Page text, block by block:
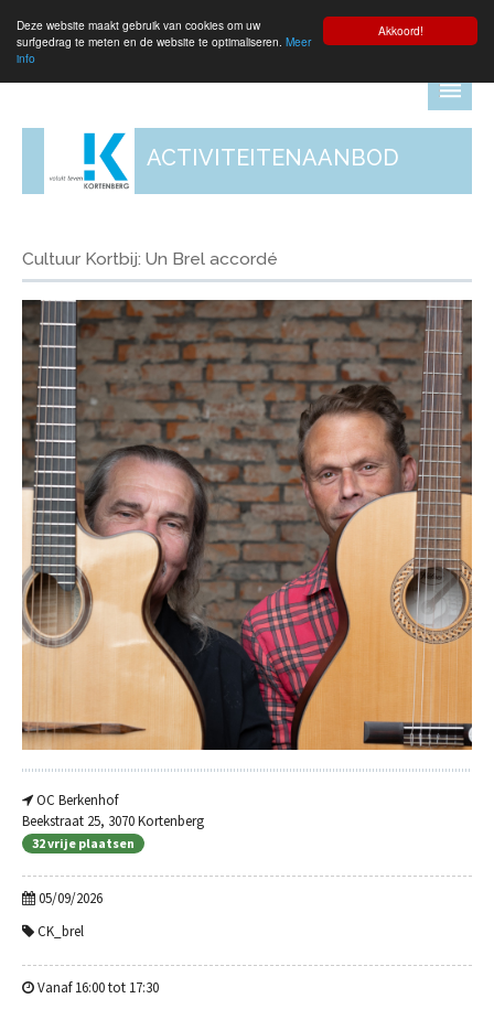
Akkoord!
Deze website maakt gebruik van cookies om uw
surfgedrag te meten en de website te optimaliseren. Meer
info
ACTIVITEITENAANBOD
Cultuur Kortbij: Un Brel accordé
OC Berkenhof
Beekstraat 25, 3070 Kortenberg
32 vrije plaatsen
05/09/2026
CK_brel
Vanaf 16:00 tot 17:30